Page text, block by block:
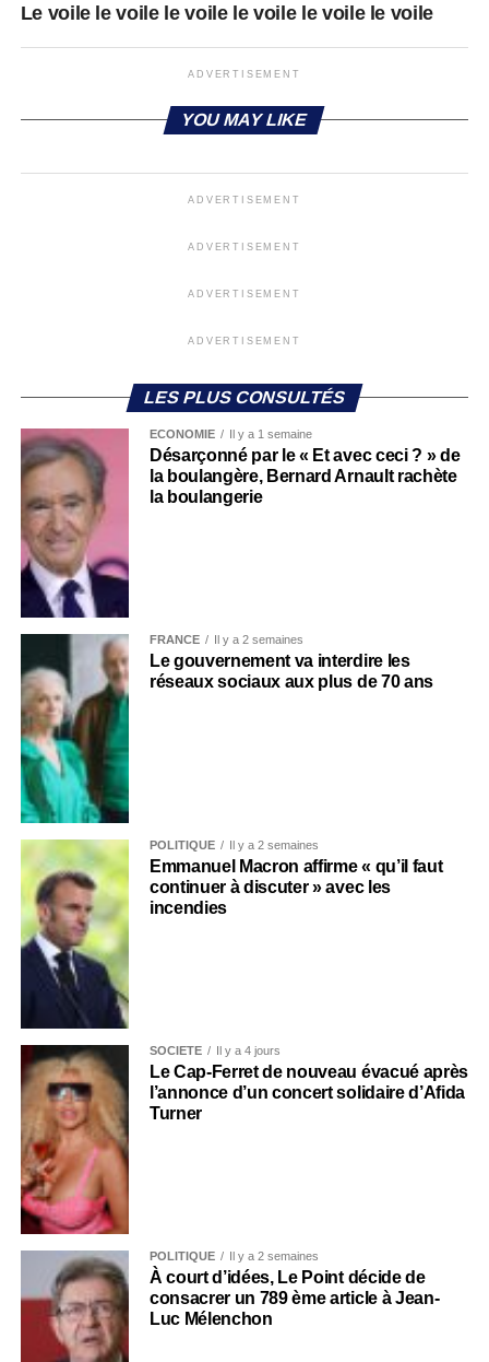
Le voile le voile le voile le voile le voile le voile
ADVERTISEMENT
YOU MAY LIKE
ADVERTISEMENT
ADVERTISEMENT
ADVERTISEMENT
ADVERTISEMENT
LES PLUS CONSULTÉS
ECONOMIE Il y a 1 semaine
Désarçonné par le « Et avec ceci ? » de
la boulangère, Bernard Arnault rachète
la boulangerie
FRANCE Il y a 2 semaines
Le gouvernement va interdire les
réseaux sociaux aux plus de 70 ans
POLITIQUE Il y a 2 semaines
Emmanuel Macron affirme « qu’il faut
continuer à discuter » avec les
incendies
SOCIÉTÉ Il y a 4 jours
Le Cap-Ferret de nouveau évacué après
l’annonce d’un concert solidaire d’Afida
Turner
POLITIQUE Il y a 2 semaines
À court d’idées, Le Point décide de
consacrer un 789 ème article à Jean-
Luc Mélenchon